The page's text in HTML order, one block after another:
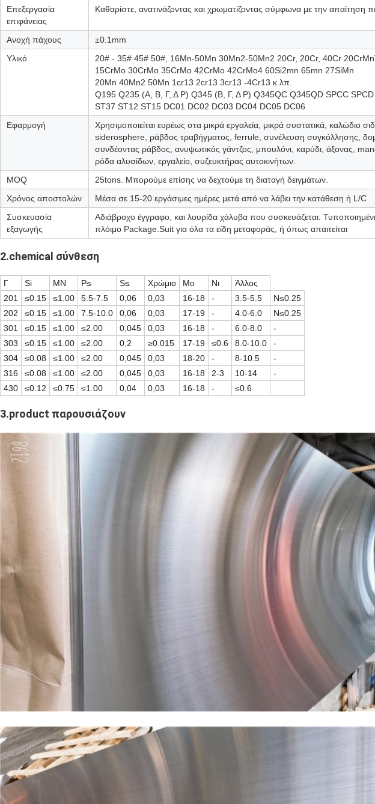
Επεξεργασία
επιφάνειας
Καθαρίστε, ανατινάζοντας και χρωματίζοντας σύμφωνα με την απαίτηση
Ανοχή πάχους
±0.1mm
Υλικό
20# - 35# 45# 50#, 16Mn-50Mn 30Mn2-50Mn2 20Cr, 20Cr, 40Cr
15CrMo 30CrMo 35CrMo 42CrMo 42CrMo4 60Si2mn 65mn 27SiMn
20Mn 40Mn2 50Mn 1cr13 2cr13 3cr13 -4Cr13 κ.λπ.
Q195 Q235 (Α, Β, Γ, Δ Ρ) Q345 (Β, Γ, Δ Ρ) Q345QC Q345QD SPCC SPCD
ST37 ST12 ST15 DC01 DC02 DC03 DC04 DC05 DC06
Εφαρμογή
Χρησιμοποιείται ευρέως στα μικρά εργαλεία, μικρά συστατικά, καλώδιο
siderosphere, ράβδος τραβήγματος, ferrule, συνέλευση συγκόλλησης,
συνδέοντας ράβδος, ανυψωτικός γάντζος, μπουλόνι, καρύδι, άξονας,
ρόδα αλυσίδων, εργαλείο, συζευκτήρας αυτοκινήτων.
MOQ
25tons. Μπορούμε επίσης να δεχτούμε τη διαταγή δειγμάτων.
Χρόνος αποστολών
Μέσα σε 15-20 εργάσιμες ημέρες μετά από να λάβει την κατάθεση ή L/C
Συσκευασία
εξαγωγής
Αδιάβροχο έγγραφο, και λουρίδα χάλυβα που συσκευάζεται.
πλόιμο Package.Suit για όλα τα είδη μεταφοράς, ή όπως απαιτείται
2.chemical σύνθεση
Γ Si ΜΝ P≤ S≤ Χρώμιο Mo Νι
Άλλος
201
≤0.15 ≤1.00 5.5-7.5 0,06 0,03 16-18 - 3.5-5.5
N≤0.25
202
≤0.15 ≤1.00 7.5-10.0 0,06 0,03 17-19 - 4.0-6.0
N≤0.25
301
≤0.15 ≤1.00 ≤2.00 0,045 0,03 16-18 - 6.0-8.0
-
303
≤0.15 ≤1.00 ≤2.00 0,2 ≥0.015 17-19 ≤0.6 8.0-10.0
-
304
≤0.08 ≤1.00 ≤2.00 0,045 0,03 18-20 - 8-10.5
-
316
≤0.08 ≤1.00 ≤2.00 0,045 0,03 16-18 2-3 10-14
-
430
≤0.12 ≤0.75 ≤1.00 0,04 0,03 16-18 - ≤0.6
3.product παρουσιάζουν